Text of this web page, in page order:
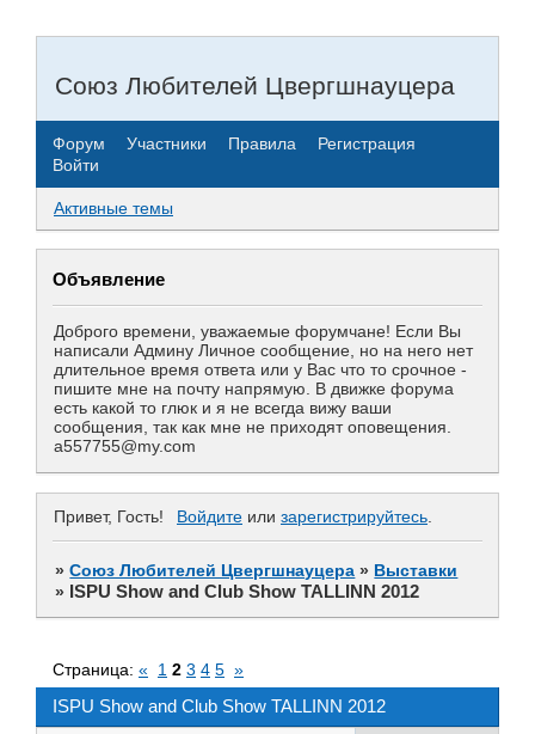
Союз Любителей Цвергшнауцера
Форум Участники Правила
Регистрация
Войти
Активные темы
Объявление
Доброго времени, уважаемые форумчане! Если Вы
написали Админу Личное сообщение, но на него нет
длительное время ответа или у Вас что то срочное -
пишите мне на почту напрямую. В движке форума
есть какой то глюк и я не всегда вижу ваши
сообщения, так как мне не приходят оповещения.
a557755@my.com
Привет, Гость! Войдите или зарегистрируйтесь.
»Союз Любителей Цвергшнауцера » Выставки
» ISPU Show and Club Show TALLINN 2012
ISPU Show and Club Show TALLINN 2012
Страница: « 1 2 3 4 5 »